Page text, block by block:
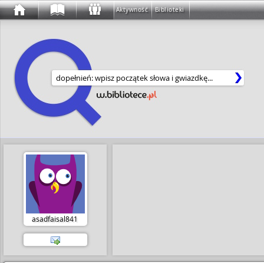
Aktywność Biblioteki
Wyszukaj w serwisie
asadfaisal841